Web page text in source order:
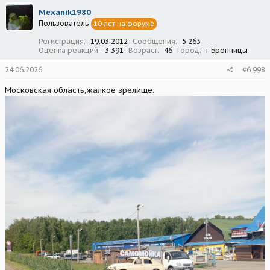
и
и
Mexanik1980
Пользователь 10 лет на форуме
Регистрация 19.03.2012 Сообщения
5 263
Оценка реакций
3 391 Возраст 46 Город г Бронницы
24.06.2026 #6 998
Московская область,жалкое зрелище.